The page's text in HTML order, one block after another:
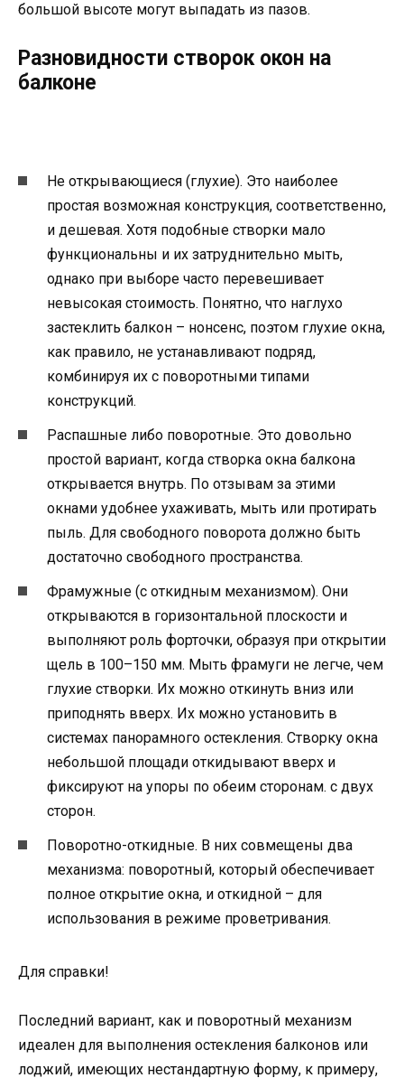
большой высоте могут выпадать из пазов.
Разновидности створок окон на
балконе
Не открывающиеся (глухие). Это наиболее
простая возможная конструкция, соответственно,
и дешевая. Хотя подобные створки мало
функциональны и их затруднительно мыть,
однако при выборе часто перевешивает
невысокая стоимость. Понятно, что наглухо
застеклить балкон – нонсенс, поэтом глухие окна,
как правило, не устанавливают подряд,
комбинируя их с поворотными типами
конструкций.
Распашные либо поворотные. Это довольно
простой вариант, когда створка окна балкона
открывается внутрь. По отзывам за этими
окнами удобнее ухаживать, мыть или протирать
пыль. Для свободного поворота должно быть
достаточно свободного пространства.
Фрамужные (с откидным механизмом). Они
открываются в горизонтальной плоскости и
выполняют роль форточки, образуя при открытии
щель в 100–150 мм. Мыть фрамуги не легче, чем
глухие створки. Их можно откинуть вниз или
приподнять вверх. Их можно установить в
системах панорамного остекления. Створку окна
небольшой площади откидывают вверх и
фиксируют на упоры по обеим сторонам. с двух
сторон.
Поворотно-откидные. В них совмещены два
механизма: поворотный, который обеспечивает
полное открытие окна, и откидной – для
использования в режиме проветривания.
Для справки!
Последний вариант, как и поворотный механизм
идеален для выполнения остекления балконов или
лоджий, имеющих нестандартную форму, к примеру,